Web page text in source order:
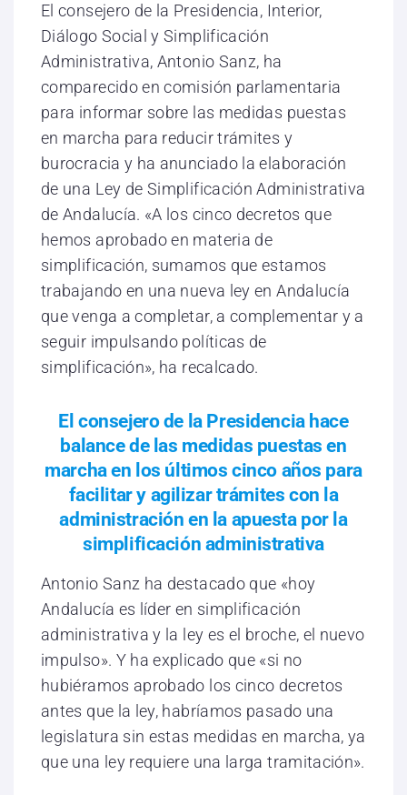
El consejero de la Presidencia, Interior,
Diálogo Social y Simplificación
Administrativa, Antonio Sanz, ha
comparecido en comisión parlamentaria
para informar sobre las medidas puestas
en marcha para reducir trámites y
burocracia y ha anunciado la elaboración
de una Ley de Simplificación Administrativa
de Andalucía. «A los cinco decretos que
hemos aprobado en materia de
simplificación, sumamos que estamos
trabajando en una nueva ley en Andalucía
que venga a completar, a complementar y a
seguir impulsando políticas de
simplificación», ha recalcado.
El consejero de la Presidencia hace
balance de las medidas puestas en
marcha en los últimos cinco años para
facilitar y agilizar trámites con la
administración en la apuesta por la
simplificación administrativa
Antonio Sanz ha destacado que «hoy
Andalucía es líder en simplificación
administrativa y la ley es el broche, el nuevo
impulso». Y ha explicado que «si no
hubiéramos aprobado los cinco decretos
antes que la ley, habríamos pasado una
legislatura sin estas medidas en marcha, ya
que una ley requiere una larga tramitación».